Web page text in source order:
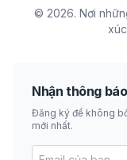
© 2026. Nơi
Nhận thông
Đăng ký để không
mới nhất.